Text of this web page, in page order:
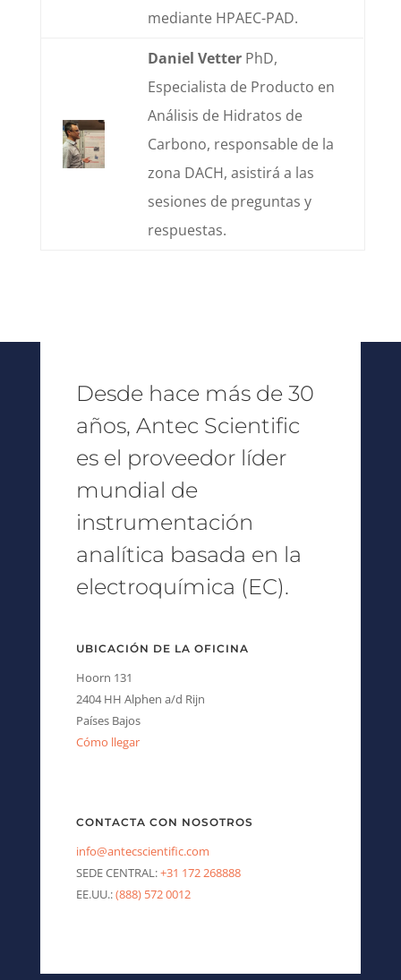
mediante HPAEC-PAD.
Daniel VetterPhD,
Especialista de Producto en
Análisis de Hidratos de
Carbono, responsable de la
zona DACH, asistirá a las
sesiones de preguntas y
respuestas.
Desde hace más de 30
años, Antec Scientific
es el proveedor líder
mundial de
instrumentación
analítica basada en la
electroquímica (EC).
UBICACIÓN DE LA OFICINA
Hoorn 131
2404 HH Alphen a/d Rijn
Países Bajos
Cómo llegar
CONTACTA CON NOSOTROS
info@antecscientific.com
SEDE CENTRAL:+31 172 268888
EE.UU.:(888) 572 0012